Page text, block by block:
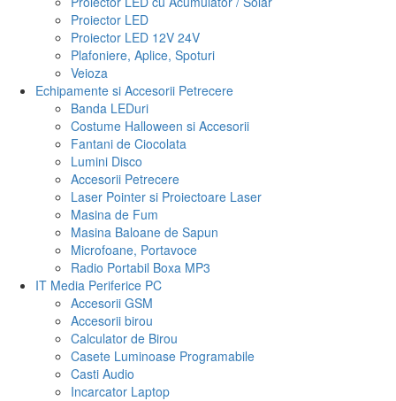
Proiector LED
Proiector LED 12V 24V
Plafoniere, Aplice, Spoturi
Veioza
Echipamente si Accesorii Petrecere
Banda LEDuri
Costume Halloween si Accesorii
Fantani de Ciocolata
Lumini Disco
Accesorii Petrecere
Laser Pointer si Proiectoare Laser
Masina de Fum
Masina Baloane de Sapun
Microfoane, Portavoce
Radio Portabil Boxa MP3
IT Media Periferice PC
Accesorii GSM
Accesorii birou
Calculator de Birou
Casete Luminoase Programabile
Casti Audio
Incarcator Laptop